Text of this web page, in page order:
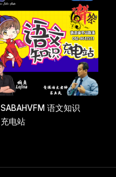
SABAHVFM 语文知识
充电站